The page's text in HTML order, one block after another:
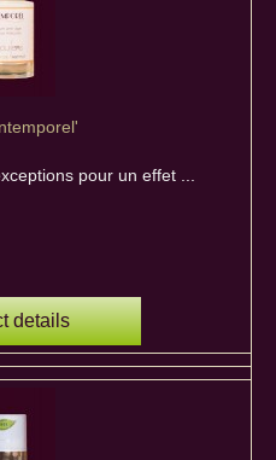
pour un effet ...
details